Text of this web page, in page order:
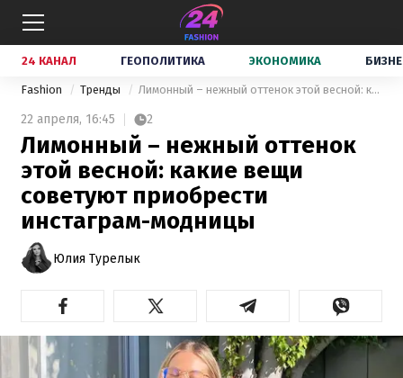
24 КАНАЛ ГЕОПОЛИТИКА ЭКОНОМИКА
Fashion Тренды Лимонный – нежный оттенок этой весной: какие вещи советуют приобрести инстаграм-модницы
22 апреля, 16:45 2
Лимонный – нежный оттенок
этой весной: какие вещи
советуют приобрести
инстаграм-модницы
Юлия Турелык